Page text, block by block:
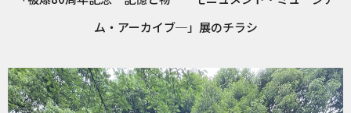
ム・アーカイブ─」展のチラシ